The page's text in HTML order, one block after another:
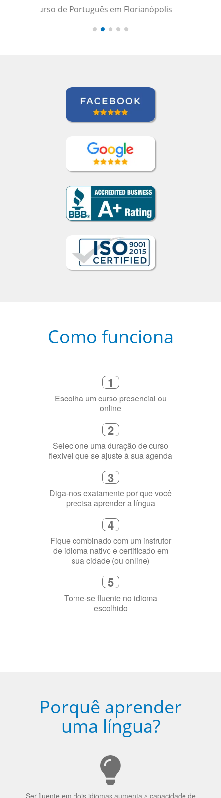
Como funciona
Escolha um curso presencial ou
online
Selecione uma duração de curso
flexível que se ajuste à sua agenda
Diga-nos exatamente por que você
precisa aprender a língua
Fique combinado com um instrutor
de idioma nativo e certificado em
sua cidade (ou online)
5
Torne-se fluente no idioma
escolhido
Porquê aprender
uma língua?
Ser fluente em dois idiomas aumenta a capacidade de
concentração de uma pessoa.